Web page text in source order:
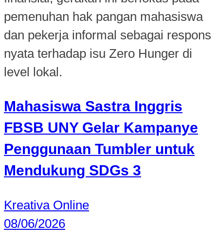
pemenuhan hak pangan mahasiswa
dan pekerja informal sebagai respons
nyata terhadap isu Zero Hunger di
level lokal.
Mahasiswa Sastra Inggris
FBSB UNY Gelar Kampanye
Penggunaan Tumbler untuk
Mendukung SDGs 3
Kreativa Online
08/06/2026